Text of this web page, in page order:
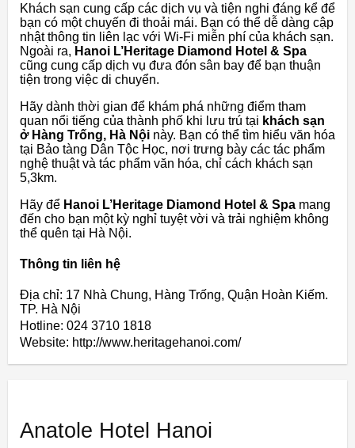
Khách sạn cung cấp các dịch vụ và tiện nghi đáng kể để
bạn có một chuyến đi thoải mái. Bạn có thể dễ dàng cập
nhật thông tin liên lạc với Wi-Fi miễn phí của khách sạn.
Ngoài ra, Hanoi L’Heritage Diamond Hotel & Spa
cũng cung cấp dịch vụ đưa đón sân bay để bạn thuận
tiện trong việc di chuyển.
Hãy dành thời gian để khám phá những điểm tham
quan nổi tiếng của thành phố khi lưu trú tại khách sạn
ở Hàng Trống, Hà Nội này. Bạn có thể tìm hiểu văn hóa
tại Bảo tàng Dân Tộc Học, nơi trưng bày các tác phẩm
nghệ thuật và tác phẩm văn hóa, chỉ cách khách sạn
5,3km.
Hãy để Hanoi L’Heritage Diamond Hotel & Spa mang
đến cho bạn một kỳ nghỉ tuyệt vời và trải nghiệm không
thể quên tại Hà Nội.
Thông tin liên hệ
Địa chỉ: 17 Nhà Chung, Hàng Trống, Quận Hoàn Kiếm.
TP. Hà Nội
Hotline: 024 3710 1818
Website: http://www.heritagehanoi.com/
Anatole Hotel Hanoi